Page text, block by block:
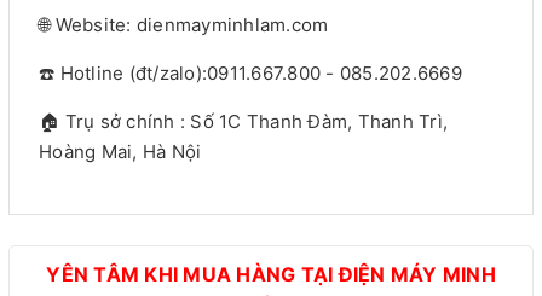
🌐 Website: dienmayminhlam.com
☎️ Hotline (đt/zalo):0911.667.800 - 085.202.6669
🏠 Trụ sở chính : Số 1C Thanh Đàm, Thanh Trì,
Hoàng Mai, Hà Nội
YÊN TÂM KHI MUA HÀNG TẠI ĐIỆN MÁY MINH